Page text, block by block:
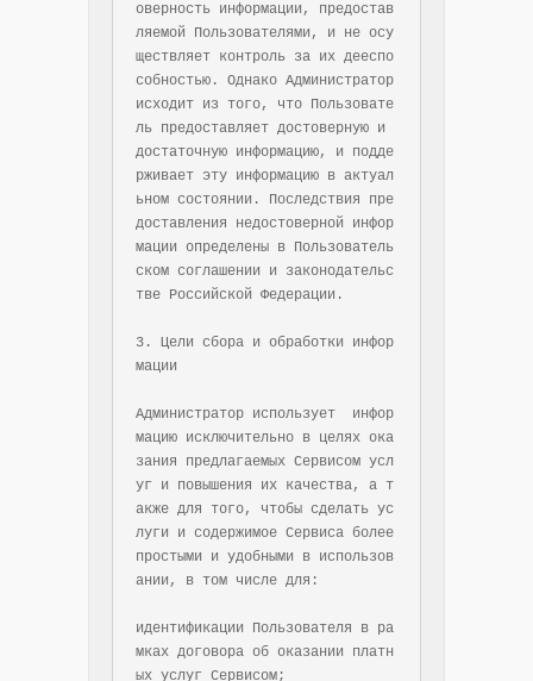
оверность информации, предостав
ляемой Пользователями, и не осу
ществляет контроль за их дееспо
собностью. Однако Администратор
исходит из того, что Пользовате
ль предоставляет достоверную и
достаточную информацию, и подде
рживает эту информацию в актуал
ьном состоянии. Последствия пре
доставления недостоверной инфор
мации определены в Пользователь
ском соглашении и законодательс
тве Российской Федерации.
3. Цели сбора и обработки инфор
мации
Администратор использует  инфор
мацию исключительно в целях ока
зания предлагаемых Сервисом усл
уг и повышения их качества, а т
акже для того, чтобы сделать ус
луги и содержимое Сервиса более
простыми и удобными в использов
ании, в том числе для:
идентификации Пользователя в ра
мках договора об оказании платн
ых услуг Сервисом;